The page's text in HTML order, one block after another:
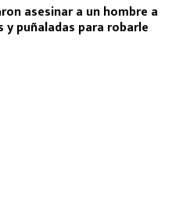
asesinar a un hombre a
y puñaladas para robarle